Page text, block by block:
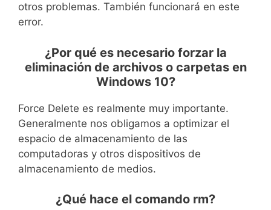
otros problemas. También funcionará en este
error.
¿Por qué es necesario forzar la
eliminación de archivos o carpetas en
Windows 10?
Force Delete es realmente muy importante.
Generalmente nos obligamos a optimizar el
espacio de almacenamiento de las
computadoras y otros dispositivos de
almacenamiento de medios.
¿Qué hace el comando rm?